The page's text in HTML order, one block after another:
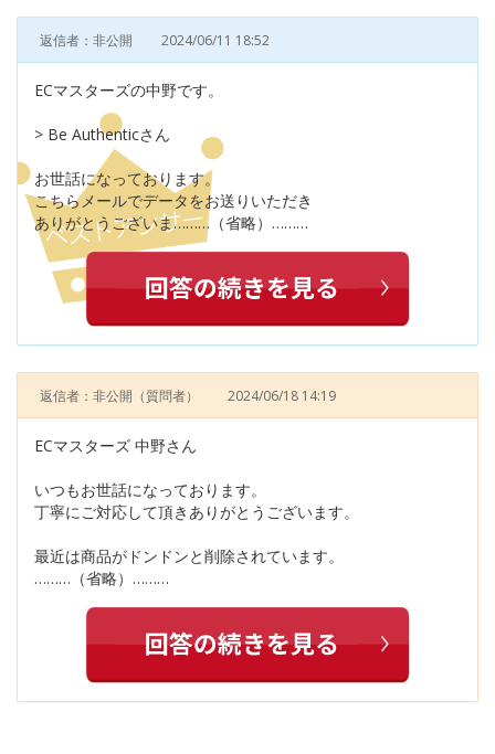
返信者：非公開 2024/06/11 18:52
ECマスターズの中野です。
> Be Authenticさん
お世話になっております。
こちらメールでデータをお送りいただき
ありがとうございま………（省略）………
返信者：非公開 （質問者） 2024/06/18 14:19
ECマスターズ 中野さん
いつもお世話になっております。
丁寧にご対応して頂きありがとうございます。
最近は商品がドンドンと削除されています。
………（省略）………